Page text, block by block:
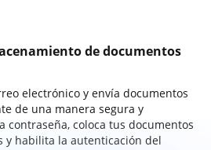
de documentos
electrónico y envía documentos
de una manera segura y
contraseña, coloca tus documentos
y habilita la autenticación del